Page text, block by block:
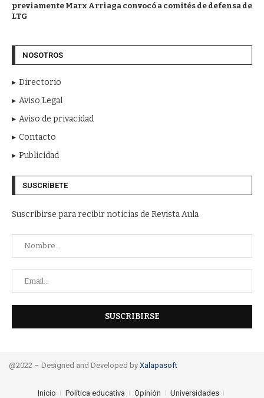
previamente Marx Arriaga convocó a comités de defensa de
LTG
NOSOTROS
Directorio
Aviso Legal
Aviso de privacidad
Contacto
Publicidad
SUSCRÍBETE
Suscribirse para recibir noticias de Revista Aula
@2022 – Designed and Developed by Xalapasoft
Inicio Política educativa Opinión Universidades